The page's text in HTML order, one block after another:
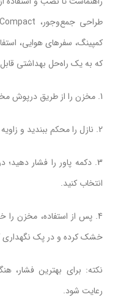
کمپینگ، سفرهای هوایی،
که به یک راه‌حل بهداشتی
1. مخزن را از طریق درپوش مخصوص تا خط 180ml پر کنید.
2. نازل را محکم ببندید و زاویه مورد نظر را تنظیم کنید.
3. دکمه پاور را فشار
انتخاب کنید.
4. پس از استفاده، مخزن را
خشک کرده و در پک نگهداری
رعایت شود.